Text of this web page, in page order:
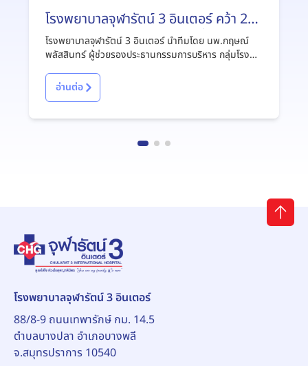
โรงพยาบาลจุฬารัตน์ 3 อินเตอร์ คว้า 2
รางวัลระดับ Diamond ตอกย้ำ
มาตรฐานการดูแลผู้ป่วยโรคหลอดเลือด
สมองระดับโลก
โรงพยาบาลจุฬารัตน์ 3 อินเตอร์ นำทีมโดย นพ.กฤษณ์
พลัสสินทร์ ผู้ช่วยรองประธานกรรมการบริหาร กลุ่มโรง
วิชาชีพ เข้าร่วมพิธีมอบรางวัล WSO Angels Awards
2025 และ Thailand ANGELS Awards 2025 เมื่อวัน
ราชการและคอนเวนชันเซ็นเตอร์ แจ้งวัฒนะ
สะท้อนถึงความเป็นเลิศในการพัฒนาระบบการดูแลผู้ป่วย
โรคหลอดเลือดสมองในประเทศไทย ความสำเร็จในครั้งนี้
สะท้อนถึงความมุ่งมั่นของทีมแพทย์ พยาบาล และ
บุคลากรทุกภาคส่วนของโรงพยาบาลจุฬารัตน์ 3 อินเตอร์
ที่ร่วมกันพัฒนาระบบ Stroke Fast Track อย่างต่อเนื่อง
เพื่อให้ผู้ป่วยโรคหลอดเลือดสมองได้รับการวินิจฉัยและ
รักษาอย่างรวดเร็ว ถูกต้อง และเป็นไปตามมาตรฐานสากล
ตั้งแต่การประเมินอาการ การตรวจวินิจฉัย การให้การ
รักษา ไปจนถึงการดูแลฟื้นฟูครบทุกมิติ ซึ่งมีส่วนสำคัญใน
การเพิ่มโอกาสการรอดชีวิต ลดความพิการ และยกระดับ
อ่านต่อ
โรงพยาบาลจุฬารัตน์ 3 อินเตอร์
88/8-9 ถนนเทพารักษ์ กม. 14.5
ตำบลบางปลา อำเภอบางพลี
จ.สมุทรปราการ 10540